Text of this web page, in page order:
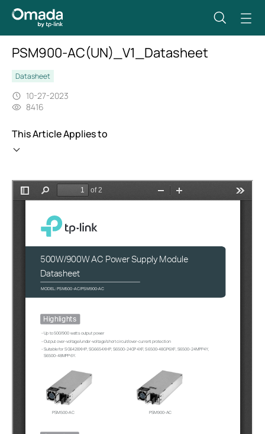
PSM900-AC(UN)_V1_Datasheet
Datasheet
10-27-2023
8416
This Article Applies to